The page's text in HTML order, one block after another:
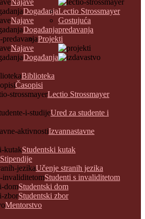
Najave
DogađanjaLectio Strossmayer
Najave
Događanja
Gostujuća
predavanja
Najave
Događanja
Projekti
Biblioteka
Časopisi
Lectio Strossmayer
Ured za studente i
Izvannastavne
Studentski kutak
Stipendije
Učenje stranih jezika
Studenti s invaliditetom
Studentski dom
Studentski zbor
Mentorstvo